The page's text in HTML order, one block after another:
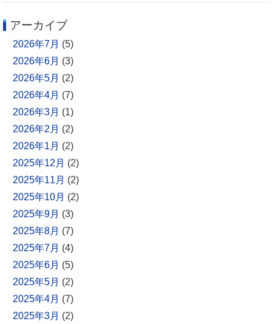
アーカイブ
2026年7月 (5)
2026年6月 (3)
2026年5月 (2)
2026年4月 (7)
2026年3月 (1)
2026年2月 (2)
2026年1月 (2)
2025年12月 (2)
2025年11月 (2)
2025年10月 (2)
2025年9月 (3)
2025年8月 (7)
2025年7月 (4)
2025年6月 (5)
2025年5月 (2)
2025年4月 (7)
2025年3月 (2)